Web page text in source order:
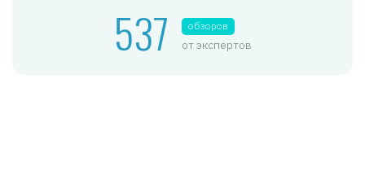
537 обзоров
от экспертов